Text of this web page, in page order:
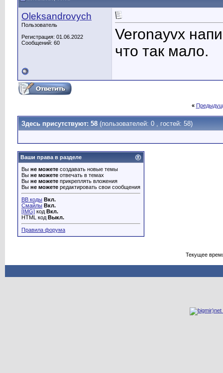
Oleksandrovych
Пользователь
Регистрация: 01.06.2022
Сообщений: 60
Veronayvx
что так мало.
«
Здесь присутствуют: 58 (пользователей: 0 , гостей: 58)
Ваши права в разделе
Вы не можете создавать новые темы
Вы не можете отвечать в темах
Вы не можете прикреплять вложения
Вы не можете редактировать свои сообщения
BB коды Вкл.
Смайлы Вкл.
[IMG] код Вкл.
HTML код Выкл.
Правила форума
Текущее